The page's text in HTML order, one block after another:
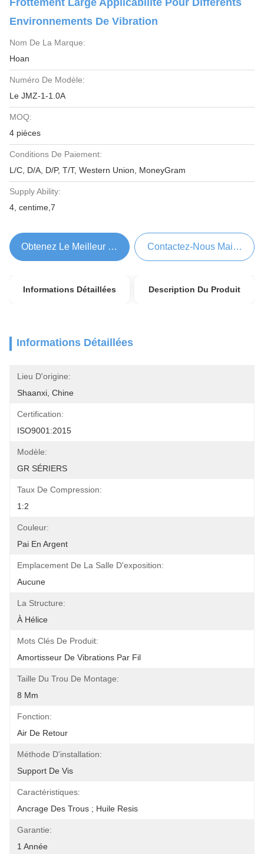
Frottement Large Applicabilité Pour Différents
Environnements De Vibration
Nom De La Marque:
Hoan
Numéro De Modèle:
Le JMZ-1-1.0A
MOQ:
4 pièces
Conditions De Paiement:
L/C, D/A, D/P, T/T, Western Union, MoneyGram
Supply Ability:
4, centime,7
Obtenez Le Meilleur Prix Contactez-Nous Maintenant
Informations Détaillées Description Du Produit
Informations Détaillées
Lieu D'origine:
Shaanxi, Chine
Certification:
ISO9001:2015
Modèle:
GR SÉRIERS
Taux De Compression:
1:2
Couleur:
Pai En Argent
Emplacement De La Salle D'exposition:
Aucune
La Structure:
À Hélice
Mots Clés De Produit:
Amortisseur De Vibrations Par Fil
Taille Du Trou De Montage:
8 Mm
Fonction:
Air De Retour
Méthode D'installation:
Support De Vis
Caractéristiques:
Ancrage Des Trous ; Huile Resis
Garantie:
1 Année